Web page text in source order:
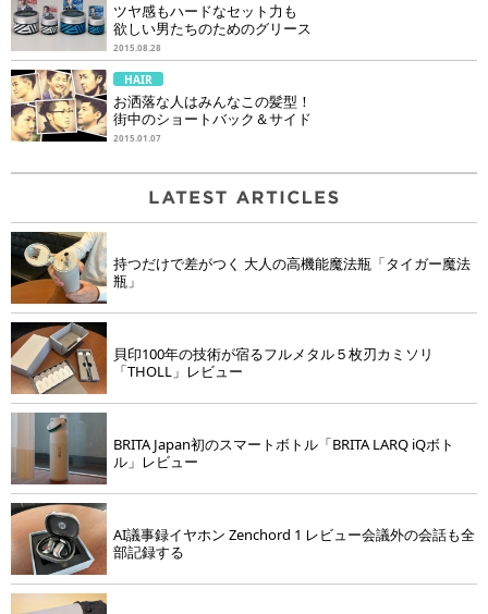
ツヤ感もハードなセット力も
欲しい男たちのためのグリース
2015.08.28
HAIR
お洒落な人はみんなこの髪型！
街中のショートバック＆サイド
2015.01.07
持つだけで差がつく 大人の高機能魔法瓶「タイガー魔法
瓶」
貝印100年の技術が宿るフルメタル５枚刃カミソリ
「THOLL」レビュー
BRITA Japan初のスマートボトル「BRITA LARQ iQボト
ル」レビュー
AI議事録イヤホン Zenchord 1 レビュー会議外の会話も全
部記録する